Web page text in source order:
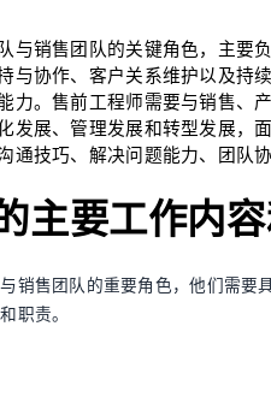
与销售团队的关键角色，主要
与协作、客户关系维护以及持
力。售前工程师需要与销售、
发展、管理发展和转型发展，
通技巧、解决问题能力、团队
主要工作内
销售团队的重要角色，他们需
职责。